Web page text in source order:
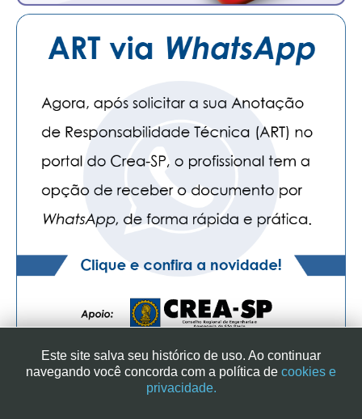
SINDICATO DOS ENGENHEIROS NO ESTADO DE SÃO PAULO
Este site salva seu histórico de uso. Ao continuar
navegando você concorda com a política de cookies e
privacidade.